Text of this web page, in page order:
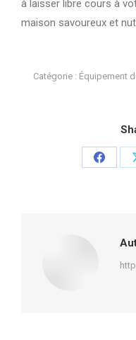
à laisser libre cours à
maison savoureux et
Catégorie : Équipement